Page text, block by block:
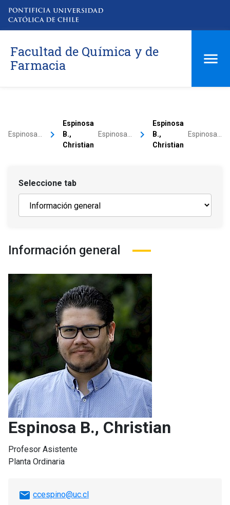
Facultad de Química y de
Farmacia
Espinosa… keyboard_arrow_right
Espinosa
B.,
Christian
Espinosa… keyboard_arrow_right
Espinosa
B.,
Christian
Espinosa…
Seleccione tab
Información general
Espinosa B., Christian
Profesor Asistente
Planta Ordinaria
email ccespino@uc.cl